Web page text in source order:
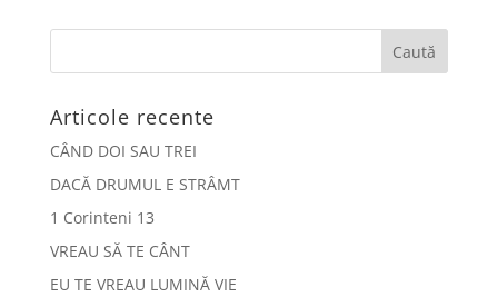
Articole recente
CÂND DOI SAU TREI
DACĂ DRUMUL E STRÂMT
1 Corinteni 13
VREAU SĂ TE CÂNT
EU TE VREAU LUMINĂ VIE